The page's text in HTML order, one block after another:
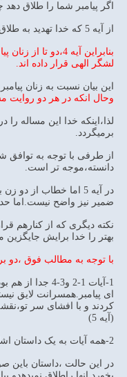
اگر پیامبر شما را طلاق دهد
از آیه 5 که خدا تهدید به طلاق زنان توسط پیامبر میکند،مشخص میشود دو زن آیه 4 هم زنان پیامبر هستند و درواقع ،زن ذکر شده در آیه 3،راز را به زن دیگر پیامبر گفته است.
بنابراین آیه
لشگر الهی قرار داده اند.
این بیان نسبت به زنان
وحال انکه در هر دو
لذا،اینکه خدا این مساله
برمیگردد.
از طرفی با توجه به
دانسته،موجه تر است.
ضمیر نیز واضح نیست.اما
بهتر را خدا برایش جایگزین
با توجه به مطالب فوق ،دو برداشت از آیات
1-آیات 1-2 و3-4 جدا از هم بوده و هرکدام به یک داستان مجزا اشاره دارند.باینصورت که
(آیه 5)
2-همه آیات به یک داستان اشاره دارند و تحریم پیامبر هم ،طلاق ندادن ان دو زن پس از افشای خیانت آنها بوده.